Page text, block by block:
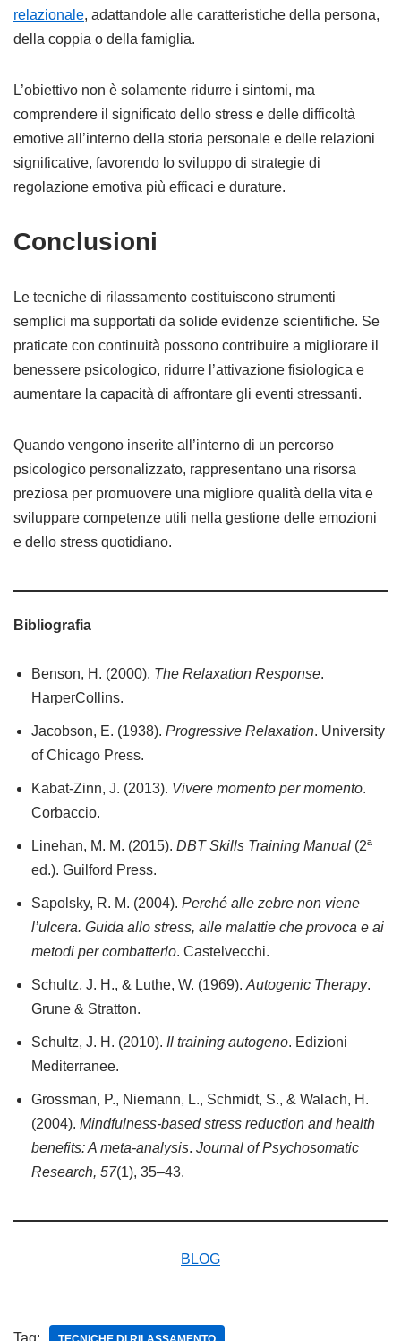
relazionale, adattandole alle caratteristiche della persona,
della coppia o della famiglia.
L’obiettivo non è solamente ridurre i sintomi, ma
comprendere il significato dello stress e delle difficoltà
emotive all’interno della storia personale e delle relazioni
significative, favorendo lo sviluppo di strategie di
regolazione emotiva più efficaci e durature.
Conclusioni
Le tecniche di rilassamento costituiscono strumenti
semplici ma supportati da solide evidenze scientifiche. Se
praticate con continuità possono contribuire a migliorare il
benessere psicologico, ridurre l’attivazione fisiologica e
aumentare la capacità di affrontare gli eventi stressanti.
Quando vengono inserite all’interno di un percorso
psicologico personalizzato, rappresentano una risorsa
preziosa per promuovere una migliore qualità della vita e
sviluppare competenze utili nella gestione delle emozioni
e dello stress quotidiano.
Bibliografia
Benson, H. (2000). The Relaxation Response.
HarperCollins.
Jacobson, E. (1938). Progressive Relaxation. University
of Chicago Press.
Kabat-Zinn, J. (2013). Vivere momento per momento.
Corbaccio.
Linehan, M. M. (2015). DBT Skills Training Manual (2ª
ed.). Guilford Press.
Sapolsky, R. M. (2004). Perché alle zebre non viene
l’ulcera. Guida allo stress, alle malattie che provoca e ai
metodi per combatterlo. Castelvecchi.
Schultz, J. H., & Luthe, W. (1969). Autogenic Therapy.
Grune & Stratton.
Schultz, J. H. (2010). Il training autogeno. Edizioni
Mediterranee.
Grossman, P., Niemann, L., Schmidt, S., & Walach, H.
(2004). Mindfulness-based stress reduction and health
benefits: A meta-analysis. Journal of Psychosomatic
Research, 57(1), 35–43.
BLOG
Tag: